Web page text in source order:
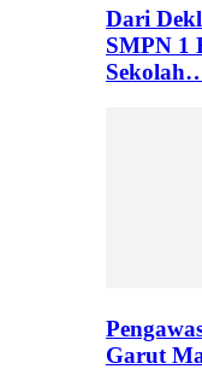
Dari
SMPN 1
Garut